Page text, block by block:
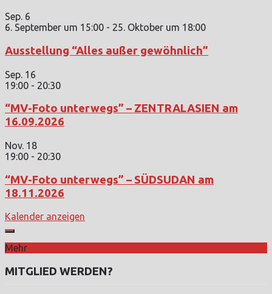
Sep. 6
6. September um 15:00 - 25. Oktober um 18:00
Ausstellung “Alles außer gewöhnlich”
Sep. 16
19:00 - 20:30
“MV-Foto unterwegs” – ZENTRALASIEN am
16.09.2026
Nov. 18
19:00 - 20:30
“MV-Foto unterwegs” – SÜDSUDAN am
18.11.2026
Kalender anzeigen
Mehr
MITGLIED WERDEN?